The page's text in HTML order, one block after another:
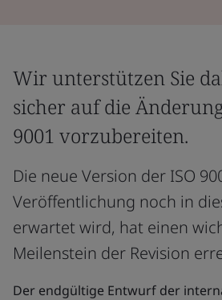
Wir unterstützen Sie
sicher auf die
9001 vorzubereiten.
Die neue Version der ISO
Veröffentlichung noch in
erwartet wird, hat einen
Meilenstein der Revision
Der endgültige Entwurf der